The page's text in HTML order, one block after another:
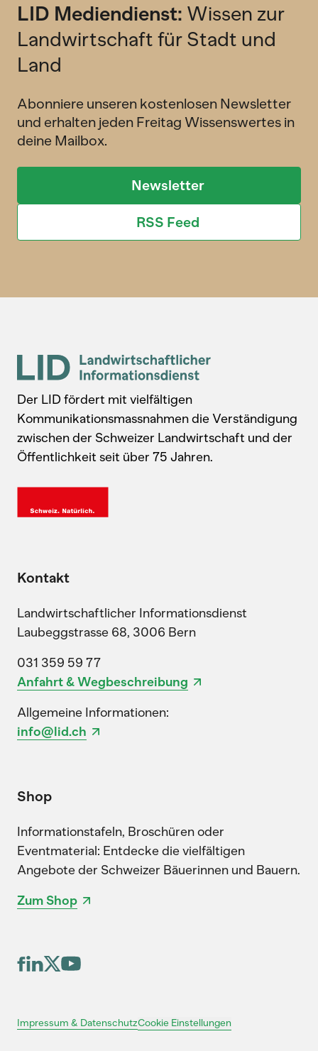
LID Mediendienst: Wissen zur
Landwirtschaft für Stadt und
Land
Abonniere unseren kostenlosen Newsletter
und erhalten jeden Freitag Wissenswertes in
deine Mailbox.
Newsletter
RSS Feed
Der LID fördert mit vielfältigen
Kommunikationsmassnahmen die Verständigung
zwischen der Schweizer Landwirtschaft und der
Öffentlichkeit seit über 75 Jahren.
Kontakt
Landwirtschaftlicher Informationsdienst
Laubeggstrasse 68, 3006 Bern
031 359 59 77
Anfahrt & Wegbeschreibung
Allgemeine Informationen:
info@lid.ch
Shop
Informationstafeln, Broschüren oder
Eventmaterial: Entdecke die vielfältigen
Angebote der Schweizer Bäuerinnen und Bauern.
Zum Shop
Impressum & DatenschutzCookie Einstellungen